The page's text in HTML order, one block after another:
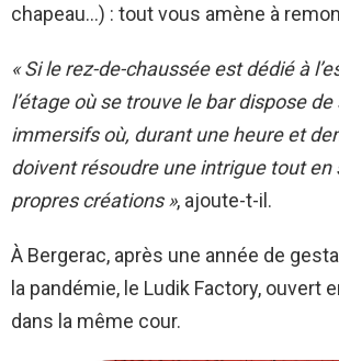
chapeau…) : tout vous amène à
« Si le rez-de-chaussée est dédié à
l’étage où se trouve le bar dispose de
immersifs où, durant une heure et
doivent résoudre une intrigue tout en
propres créations », ajoute-t-il.
À Bergerac, après une année de
la pandémie, le Ludik Factory, ouvert
dans la même cour.